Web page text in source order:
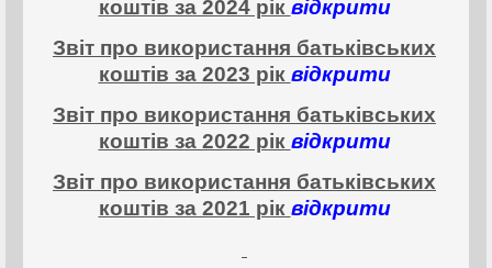
коштів за 2024 рік відкрити
Звіт про використання батьківських
коштів за 2023 рік відкрити
Звіт про використання батьківських
коштів за 2022 рік відкрити
Звіт про використання батьківських
коштів за 2021 рік відкрити